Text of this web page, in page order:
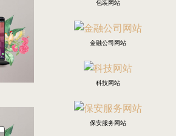
包装网站
金融公司网站
科技网站
保安服务网站